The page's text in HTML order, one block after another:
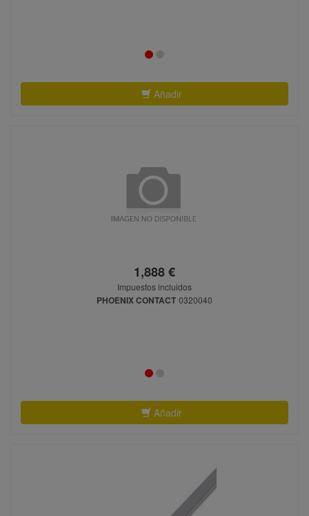
Añadir
1,888 €
Impuestos incluidos
PHOENIX CONTACT 0320040
Añadir